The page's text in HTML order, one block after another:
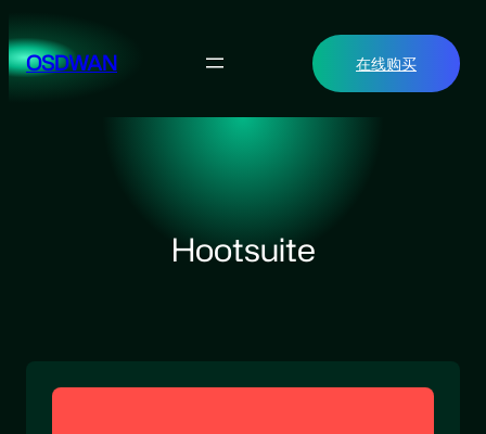
至
内OSDWAN 在线购买
Hootsuite